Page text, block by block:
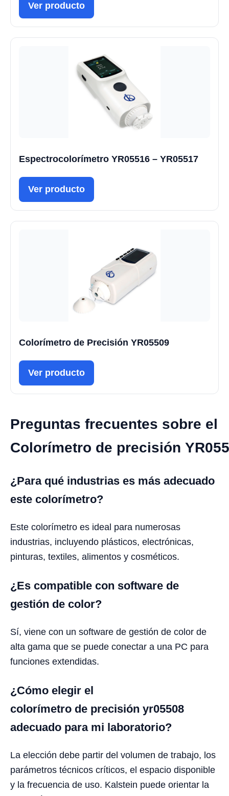
Ver producto
Espectrocolorímetro YR05516 – YR05517
Ver producto
Colorímetro de Precisión YR05509
Ver producto
Preguntas frecuentes sobre el
Colorímetro de precisión
¿Para qué industrias es más adecuado
este colorímetro?
Este colorímetro es ideal para numerosas
industrias, incluyendo plásticos, electrónicas,
pinturas, textiles, alimentos y cosméticos.
¿Es compatible con software de
gestión de color?
Sí, viene con un software de gestión de color de
alta gama que se puede conectar a una PC para
funciones extendidas.
¿Cómo elegir el
colorímetro de precisión yr05508
adecuado para mi laboratorio?
La elección debe partir del volumen de trabajo, los
parámetros técnicos críticos, el espacio disponible
y la frecuencia de uso. Kalstein puede orientar la